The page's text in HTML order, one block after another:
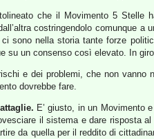
che il Movimento 5 Stelle
costringendolo comunque a
sono nella storia tante forze
su un consenso così elevato. In
e dei problemi, che non vanno
dovrebbe fare.
E’ giusto, in un Movimento
il sistema e dare risposta
da quella per il reddito di